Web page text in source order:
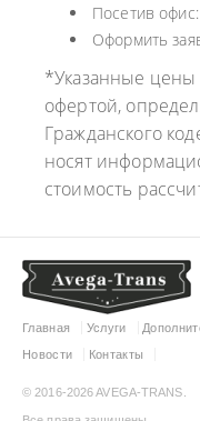
Посетив
Оформить
*Указанные цены
офертой,
Гражданского
носят
стоимость
Главная Услуги
Новости
Контакты
© 2016-2026 AVEGA-TRANS.